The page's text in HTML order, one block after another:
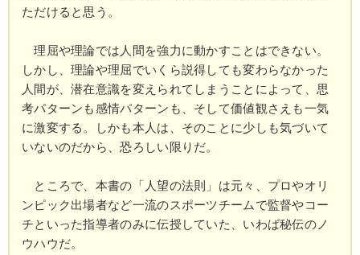
ただけると思う。
理屈や理論では人間を強力に動かすことはできない。
しかし、理論や理屈でいくら説得しても変わらなかった
人間が、潜在意識を変えられてしまうことによって、思
考パターンも感情パターンも、そして価値観さえも一気
に激変する。しかも本人は、そのことに少しも気づいて
いないのだから、恐ろしい限りだ。
ところで、本書の「人望の法則」は元々、プロやオリ
ンピック出場者など一流のスポーツチームで監督やコー
チといった指導者のみに伝授していた、いわば秘伝のノ
ウハウだ。